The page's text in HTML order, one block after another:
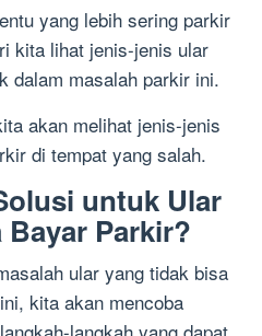
yang lebih sering parkir
kita lihat jenis-jenis ular
dalam masalah parkir ini.
akan melihat jenis-jenis
di tempat yang salah.
untuk Ular
Parkir?
ular yang tidak bisa
kita akan mencoba